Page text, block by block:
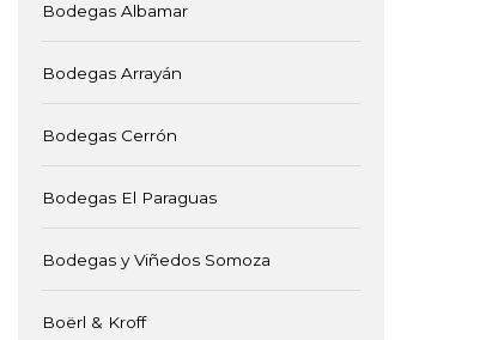
Bodegas Albamar
Bodegas Arrayán
Bodegas Cerrón
Bodegas El Paraguas
Bodegas y Viñedos Somoza
Boërl & Kroff